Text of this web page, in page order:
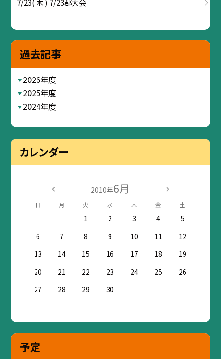
7/23( 木 ) 7/23郡大会
過去記事
2026年度
2025年度
2024年度
カレンダー
2010年6月
日 月 火 水 木 金 土
1 2 3 4
5
6
7 8 9 10 11
12
13
14 15 16 17 18
19
20
21 22 23 24 25
26
27
28 29 30
予定